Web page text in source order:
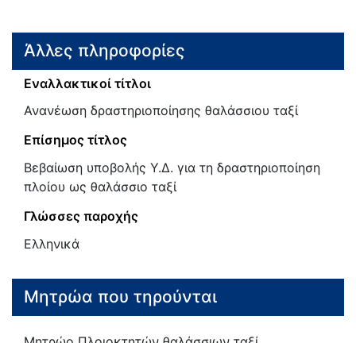
Άλλες πληροφορίες
Εναλλακτικοί τίτλοι
Ανανέωση δραστηριοποίησης θαλάσσιου ταξί
Επίσημος τίτλος
Βεβαίωση υποβολής Υ.Δ. για τη δραστηριοποίηση
πλοίου ως θαλάσσιο ταξί
Γλώσσες παροχής
Ελληνικά
Μητρώα που τηρούνται